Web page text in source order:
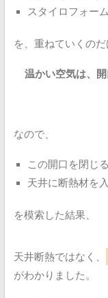
スタイロフォーム
を、重ねていくのだ
温かい空気は、
なので、
この開口を閉じ
天井に断熱材を
を模索した結果、
天井断熱ではなく、
がわかりました。